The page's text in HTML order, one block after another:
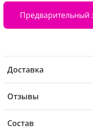
Предварительный
Доставка
Отзывы
Состав